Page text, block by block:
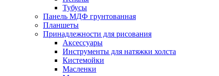
Тубусы
Панель МДФ грунтованная
Планшеты
Принадлежности для рисования
Аксессуары
Инструменты для натяжки холста
Кистемойки
Масленки